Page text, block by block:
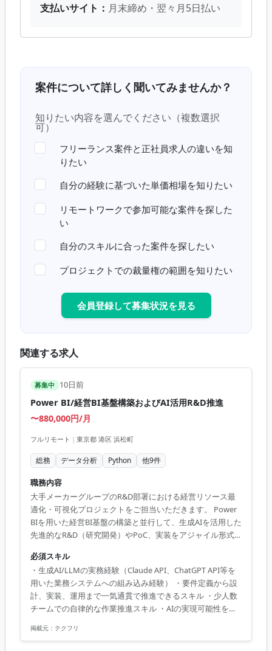
支払いサイト： 月末締め・翌々月5日払い
案件について詳しく聞いてみませんか？
知りたい内容を選んでください（複数選択
可）
フリーランス案件と正社員求人の違いを知
りたい
自分の経験に基づいた単価相場を知りたい
リモートワークで参加可能な案件を探した
い
自分のスキルに合った案件を探したい
プロジェクトでの裁量権の範囲を知りたい
会員登録して募集状況を見る
関連する求人
募集中 10日前
Power BI/経営BI基盤構築およびAI活用R&D推進
〜880,000円/月
フルリモート | 東京都 港区 浜松町
総務 データ分析 Python 他9件
職務内容
大手メーカーグループのR&D部署における経営リソース最
適化・可視化プロジェクトをご担当いただきます。 Power
BIを用いた経営BI基盤の構築と並行して、生成AIを活用した
先進的なR&D（研究開発）やPoC、実装をアジャイル形式
担っていただく想定です。 ・経営リソース（ヒト・モノ・
カネ）の可視化を目的としたBI基盤（Microsoft Power BI）
の設計および開発を行っていただきます。 ・データ入力支
援、データ分析支援、意思決定支援に関するAI活用の先行
研究開発・PoC・実装を行っていただきます。 ・人事・経
理・総務等のバックオフィス系業務データの分析および活
必須スキル
・生成AI/LLMの実務経験（Claude API、ChatGPT API等を
用いた業務システムへの組み込み経験） ・要件定義から設
計、実装、運用まで一気通貫で推進できるスキル ・少人数
チームでの自律的な作業推進スキル ・AIの実現可能性を判
掲載元： テクフリ